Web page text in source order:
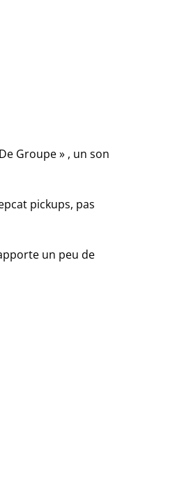
Groupe » , un son
pickups, pas
un peu de